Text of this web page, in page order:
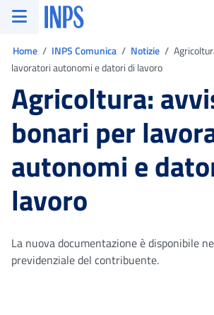
Vai al menu principale
Vai al contenuto principale
Vai al pie' di pagina
INPS ()
Home INPS Comunica Notizie
lavoratori autonomi e datori di lavoro
Agricoltura:
bonari per
autonomi e
lavoro
La nuova documentazione è disponibile
previdenziale del contribuente.